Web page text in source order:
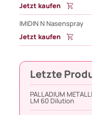
Jetzt kaufen
IMIDIN N Nasenspray
Jetzt kaufen
Letzte
PALLADIUM
LM 60 Dilution